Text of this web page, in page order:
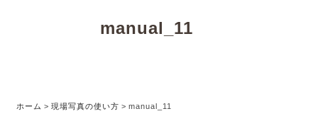
manual_11
ホーム > 現場写真の使い方 > manual_11